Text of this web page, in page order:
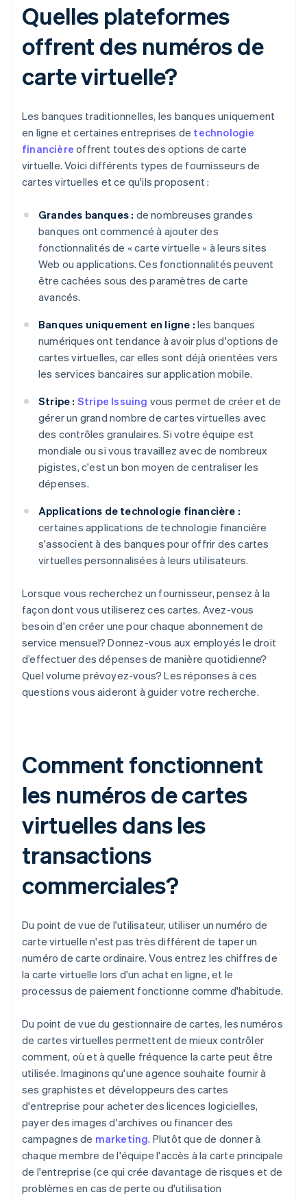
Quelles plateformes
offrent des numéros de
carte virtuelle?
Les banques traditionnelles, les banques uniquement
en ligne et certaines entreprises de technologie
financière offrent toutes des options de carte
virtuelle. Voici différents types de fournisseurs de
cartes virtuelles et ce qu'ils proposent :
Grandes banques : de nombreuses grandes
banques ont commencé à ajouter des
fonctionnalités de « carte virtuelle » à leurs sites
Web ou applications. Ces fonctionnalités peuvent
être cachées sous des paramètres de carte
avancés.
Banques uniquement en ligne : les banques
numériques ont tendance à avoir plus d'options de
cartes virtuelles, car elles sont déjà orientées vers
les services bancaires sur application mobile.
Stripe : Stripe Issuing vous permet de créer et de
gérer un grand nombre de cartes virtuelles avec
des contrôles granulaires. Si votre équipe est
mondiale ou si vous travaillez avec de nombreux
pigistes, c'est un bon moyen de centraliser les
dépenses.
Applications de technologie financière :
certaines applications de technologie financière
s'associent à des banques pour offrir des cartes
virtuelles personnalisées à leurs utilisateurs.
Lorsque vous recherchez un fournisseur, pensez à la
façon dont vous utiliserez ces cartes. Avez-vous
besoin d'en créer une pour chaque abonnement de
service mensuel? Donnez-vous aux employés le droit
d’effectuer des dépenses de manière quotidienne?
Quel volume prévoyez-vous? Les réponses à ces
questions vous aideront à guider votre recherche.
Comment fonctionnent
les numéros de cartes
virtuelles dans les
transactions
commerciales?
Du point de vue de l'utilisateur, utiliser un numéro de
carte virtuelle n'est pas très différent de taper un
numéro de carte ordinaire. Vous entrez les chiffres de
la carte virtuelle lors d'un achat en ligne, et le
processus de paiement fonctionne comme d'habitude.
Du point de vue du gestionnaire de cartes, les numéros
de cartes virtuelles permettent de mieux contrôler
comment, où et à quelle fréquence la carte peut être
utilisée. Imaginons qu'une agence souhaite fournir à
ses graphistes et développeurs des cartes
d'entreprise pour acheter des licences logicielles,
payer des images d'archives ou financer des
campagnes de marketing. Plutôt que de donner à
chaque membre de l'équipe l'accès à la carte principale
de l'entreprise (ce qui crée davantage de risques et de
problèmes en cas de perte ou d'utilisation